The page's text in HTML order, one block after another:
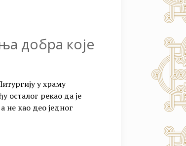
добра које
у храму
осталог рекао да је
не као део једног